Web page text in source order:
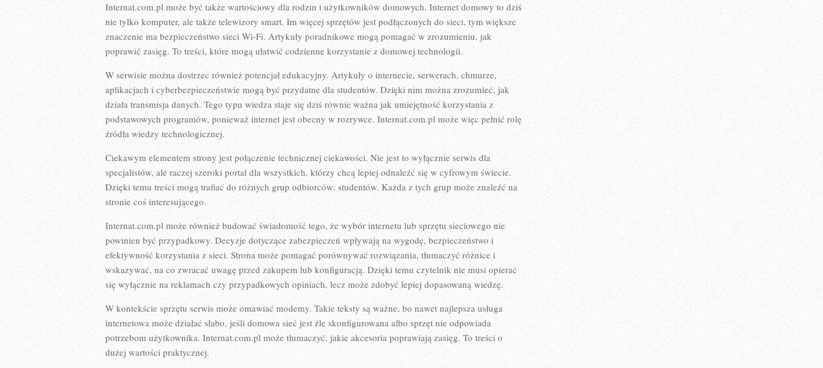
Internat.com.pl może być także wartościowy dla rodzin i użytkowników domowych. Internet domowy to dziś
nie tylko komputer, ale także telewizory smart. Im więcej sprzętów jest podłączonych do sieci, tym większe
znaczenie ma bezpieczeństwo sieci Wi-Fi. Artykuły poradnikowe mogą pomagać w zrozumieniu, jak
poprawić zasięg. To treści, które mogą ułatwić codzienne korzystanie z domowej technologii.
W serwisie można dostrzec również potencjał edukacyjny. Artykuły o internecie, serwerach, chmurze,
aplikacjach i cyberbezpieczeństwie mogą być przydatne dla studentów. Dzięki nim można zrozumieć, jak
działa transmisja danych. Tego typu wiedza staje się dziś równie ważna jak umiejętność korzystania z
podstawowych programów, ponieważ internet jest obecny w rozrywce. Internat.com.pl może więc pełnić rolę
źródła wiedzy technologicznej.
Ciekawym elementem strony jest połączenie technicznej ciekawości. Nie jest to wyłącznie serwis dla
specjalistów, ale raczej szeroki portal dla wszystkich, którzy chcą lepiej odnaleźć się w cyfrowym świecie.
Dzięki temu treści mogą trafiać do różnych grup odbiorców: studentów. Każda z tych grup może znaleźć na
stronie coś interesującego.
Internat.com.pl może również budować świadomość tego, że wybór internetu lub sprzętu sieciowego nie
powinien być przypadkowy. Decyzje dotyczące zabezpieczeń wpływają na wygodę, bezpieczeństwo i
efektywność korzystania z sieci. Strona może pomagać porównywać rozwiązania, tłumaczyć różnice i
wskazywać, na co zwracać uwagę przed zakupem lub konfiguracją. Dzięki temu czytelnik nie musi opierać
się wyłącznie na reklamach czy przypadkowych opiniach, lecz może zdobyć lepiej dopasowaną wiedzę.
W kontekście sprzętu serwis może omawiać modemy. Takie teksty są ważne, bo nawet najlepsza usługa
internetowa może działać słabo, jeśli domowa sieć jest źle skonfigurowana albo sprzęt nie odpowiada
potrzebom użytkownika. Internat.com.pl może tłumaczyć, jakie akcesoria poprawiają zasięg. To treści o
dużej wartości praktycznej.